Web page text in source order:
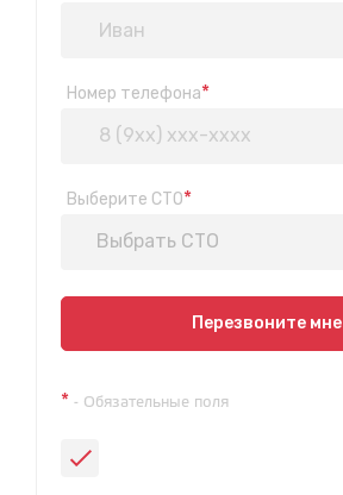
Номер телефона*
Выберите СТО*
Выбрать СТО
Показать на карте
ул. Красноярская, 5
Перезвоните мне
* - Обязательные поля